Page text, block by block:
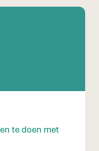
te doen met